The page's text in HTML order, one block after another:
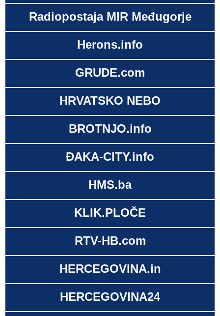
Radiopostaja MIR Međugorje
Herons.info
GRUDE.com
HRVATSKO NEBO
BROTNJO.info
ĐAKA-CITY.info
HMS.ba
KLIK.PLOČE
RTV-HB.com
HERCEGOVINA.in
HERCEGOVINA24